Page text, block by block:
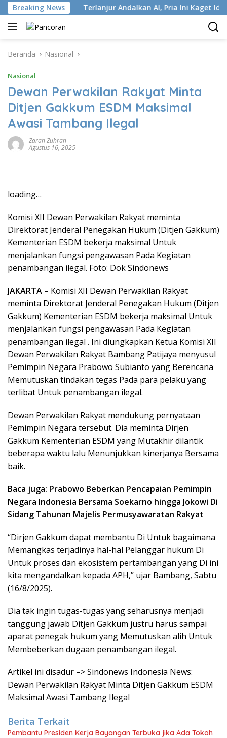
Langsung
ke
konten
Breaking News
ISP Terlanjur Andalkan AI, Pria Ini Kaget Idap
Beranda Nasional
Nasional
Dewan Perwakilan Rakyat Minta
Ditjen Gakkum ESDM Maksimal
Awasi Tambang Ilegal
Zarah Zuhran
Agustus 16, 2025
loading…
Komisi XII Dewan Perwakilan Rakyat meminta
Direktorat Jenderal Penegakan Hukum (Ditjen Gakkum)
Kementerian ESDM bekerja maksimal Untuk
menjalankan fungsi pengawasan Pada Kegiatan
penambangan ilegal. Foto: Dok Sindonews
JAKARTA – Komisi XII Dewan Perwakilan Rakyat
meminta Direktorat Jenderal Penegakan Hukum (Ditjen
Gakkum) Kementerian ESDM bekerja maksimal Untuk
menjalankan fungsi pengawasan Pada Kegiatan
penambangan ilegal . Ini diungkapkan Ketua Komisi XII
Dewan Perwakilan Rakyat Bambang Patijaya menyusul
Pemimpin Negara Prabowo Subianto yang Berencana
Memutuskan tindakan tegas Pada para pelaku yang
terlibat Untuk penambangan ilegal.
Dewan Perwakilan Rakyat mendukung pernyataan
Pemimpin Negara tersebut. Dia meminta Dirjen
Gakkum Kementerian ESDM yang Mutakhir dilantik
beberapa waktu lalu Menunjukkan kinerjanya Bersama
baik.
Baca juga: Prabowo Beberkan Pencapaian Pemimpin
Negara Indonesia Bersama Soekarno hingga Jokowi Di
Sidang Tahunan Majelis Permusyawaratan Rakyat
“Dirjen Gakkum dapat membantu Di Untuk bagaimana
Memangkas terjadinya hal-hal Pelanggar hukum Di
Untuk proses dan ekosistem pertambangan yang Di ini
kita mengandalkan kepada APH,” ujar Bambang, Sabtu
(16/8/2025).
Dia tak ingin tugas-tugas yang seharusnya menjadi
tanggung jawab Ditjen Gakkum justru harus sampai
aparat penegak hukum yang Memutuskan alih Untuk
Membeberkan dugaan penambangan ilegal.
Artikel ini disadur –> Sindonews Indonesia News:
Dewan Perwakilan Rakyat Minta Ditjen Gakkum ESDM
Maksimal Awasi Tambang Ilegal
Berita Terkait
Pembantu Presiden Kerja Bayangan Terbuka jika Ada Tokoh